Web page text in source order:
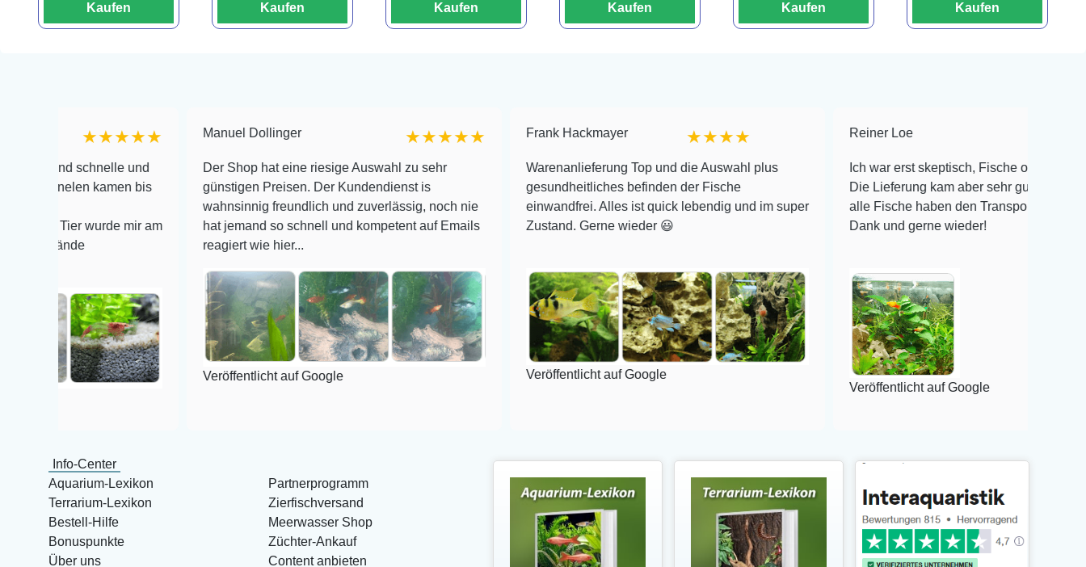
Kaufen Kaufen Kaufen Kaufen Kaufen Kaufen
★★★★★
schnelle und
kamen bis
wurde mir am
Manuel Dollinger ★★★★★
Der Shop hat eine riesige Auswahl zu sehr
günstigen Preisen. Der Kundendienst is
wahnsinnig freundlich und zuverlässig, noch nie
hat jemand so schnell und kompetent auf Emails
reagiert wie hier...
Veröffentlicht auf Google
Frank Hackmayer ★★★★
Warenanlieferung Top und die Auswahl plus
gesundheitliches befinden der Fische
einwandfrei. Alles ist quick lebendig und im super
Zustand. Gerne wieder 😃
Veröffentlicht auf Google
Ich war erst skeptisch, Fische online zu bestellen!
Die Lieferung kam aber sehr gut verpackt an und
alle Fische haben den Transport überlebt! Vielen
Dank und gerne wieder!
Veröffentlicht auf Google
Info-Center
Aquarium-Lexikon
Terrarium-Lexikon
Bestell-Hilfe
Bonuspunkte
Über uns
Partnerprogramm
Zierfischversand
Meerwasser Shop
Züchter-Ankauf
Content anbieten